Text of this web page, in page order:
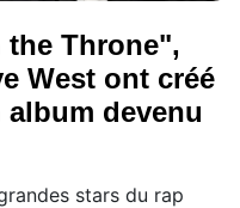
the Throne",
West ont créé
devenu
stars du rap